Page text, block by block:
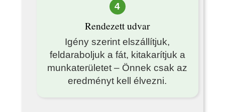
4
Rendezett udvar
Igény szerint elszállítjuk,
feldaraboljuk a fát, kitakarítjuk a
munkaterületet – Önnek csak az
eredményt kell élvezni.